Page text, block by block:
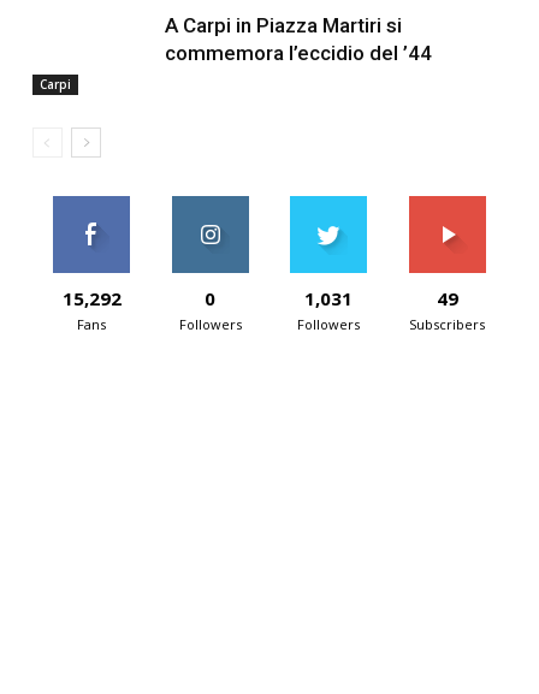
Carpi
A Carpi in Piazza Martiri si
commemora l’eccidio del ’44
15,292
Fans
0
Followers
1,031
Followers
49
Subscribers